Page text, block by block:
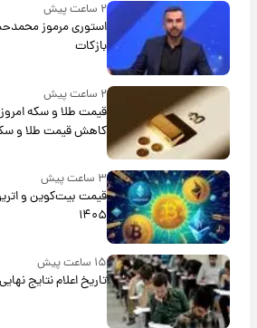
۲ ساعت پیش
استوری مرموز
بازکات
۲ ساعت پیش
کاهش قیمت طلا و
۳ ساعت پیش
۱۴۰۵
۱۵ ساعت پیش
تاریخ اعلام نتایج